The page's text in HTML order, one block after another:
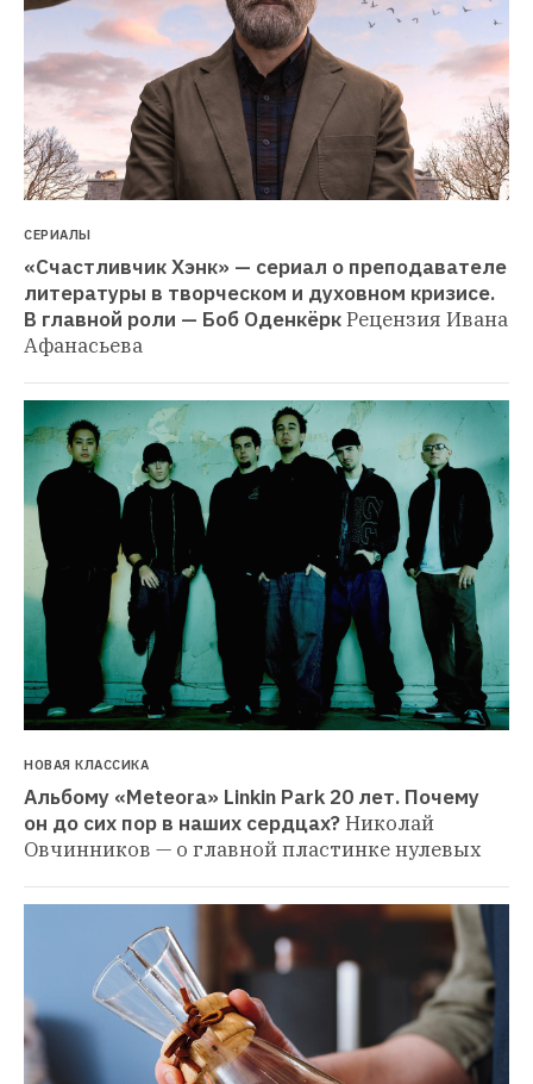
СЕРИАЛЫ
«Счастливчик Хэнк» — сериал о преподавателе
литературы в творческом и духовном кризисе.
В главной роли — Боб ОденкёркРецензия Ивана
Афанасьева
НОВАЯ КЛАССИКА
Альбому «Meteora» Linkin Park 20 лет. Почему
он до сих пор в наших сердцах?Николай
Овчинников — о главной пластинке нулевых